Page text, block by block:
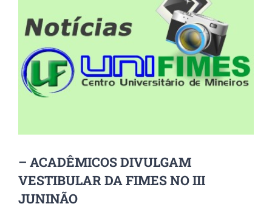
– ACADÊMICOS DIVULGAM
VESTIBULAR DA FIMES NO III
JUNINÃO